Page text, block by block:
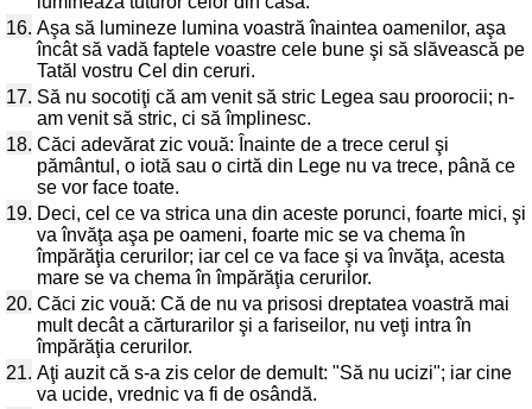
16. Aşa să lumineze lumina voastră înaintea oamenilor, aşa
încât să vadă faptele voastre cele bune şi să slăvească pe
Tatăl vostru Cel din ceruri.
17. Să nu socotiţi că am venit să stric Legea sau proorocii; n-
am venit să stric, ci să împlinesc.
18. Căci adevărat zic vouă: Înainte de a trece cerul şi
pământul, o iotă sau o cirtă din Lege nu va trece, până ce
se vor face toate.
19. Deci, cel ce va strica una din aceste porunci, foarte mici, şi
va învăţa aşa pe oameni, foarte mic se va chema în
împărăţia cerurilor; iar cel ce va face şi va învăţa, acesta
mare se va chema în împărăţia cerurilor.
20. Căci zic vouă: Că de nu va prisosi dreptatea voastră mai
mult decât a cărturarilor şi a fariseilor, nu veţi intra în
împărăţia cerurilor.
21. Aţi auzit că s-a zis celor de demult: "Să nu ucizi"; iar cine
va ucide, vrednic va fi de osândă.